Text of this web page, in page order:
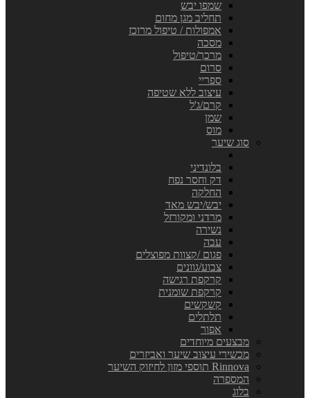
שמפו יבש
תחליב מגן מחום
אמפולות / טיפול מרוכז
מסכה
מרכך/טיפול
סרום
ספריי
עיצוב ללא שטיפה
קרם/ג'ל
שמן
מוס
סוג שיער
בלונדיני
דק וחסר נפח
החלקה
יבש/יבש מאד
מרדני ומקורזל
נשירה
עבה
פגום /קצוות מפוצלים
צבוע/גוונים
קרקפת רגישה
קרקפת שומנית
קשקשים
תלתלים
אפור
מבצעים מיוחדים
מכשירי עיצוב שיער ואביזרים
Rinnova תוספי מזון לחיזוק השיער
המספרה
בלוג